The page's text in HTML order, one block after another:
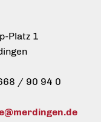
Platz 1
/ 90 94 0